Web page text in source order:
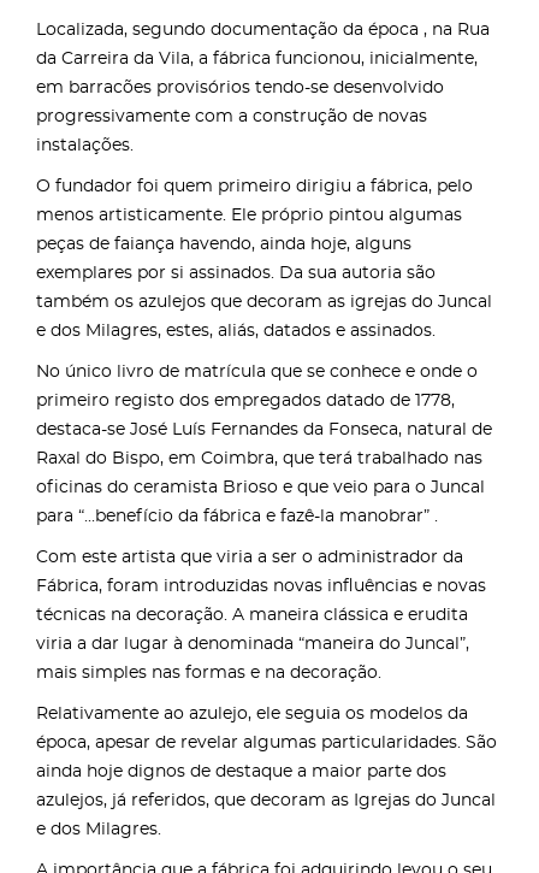
Localizada, segundo documentação da época , na Rua
da Carreira da Vila, a fábrica funcionou, inicialmente,
em barracões provisórios tendo-se desenvolvido
progressivamente com a construção de novas
instalações.
O fundador foi quem primeiro dirigiu a fábrica, pelo
menos artisticamente. Ele próprio pintou algumas
peças de faiança havendo, ainda hoje, alguns
exemplares por si assinados. Da sua autoria são
também os azulejos que decoram as igrejas do Juncal
e dos Milagres, estes, aliás, datados e assinados.
No único livro de matrícula que se conhece e onde o
primeiro registo dos empregados datado de 1778,
destaca-se José Luís Fernandes da Fonseca, natural de
Raxal do Bispo, em Coimbra, que terá trabalhado nas
oficinas do ceramista Brioso e que veio para o Juncal
para “...benefício da fábrica e fazê-la manobrar” .
Com este artista que viria a ser o administrador da
Fábrica, foram introduzidas novas influências e novas
técnicas na decoração. A maneira clássica e erudita
viria a dar lugar à denominada “maneira do Juncal”,
mais simples nas formas e na decoração.
Relativamente ao azulejo, ele seguia os modelos da
época, apesar de revelar algumas particularidades. São
ainda hoje dignos de destaque a maior parte dos
azulejos, já referidos, que decoram as Igrejas do Juncal
e dos Milagres.